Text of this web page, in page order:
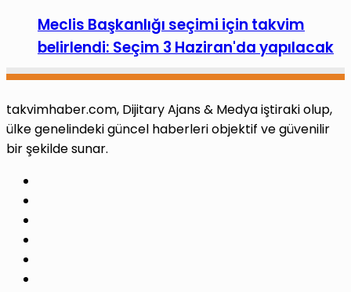
Meclis Başkanlığı seçimi için takvim
belirlendi: Seçim 3 Haziran'da yapılacak
takvimhaber.com, Dijitary Ajans & Medya iştiraki olup,
ülke genelindeki güncel haberleri objektif ve güvenilir
bir şekilde sunar.